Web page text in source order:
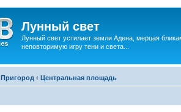
Лунный свет
Лунный свет устилает земли Адена, мерцая
неповторимую игру тени и света...
Пригород ‹ Центральная площадь